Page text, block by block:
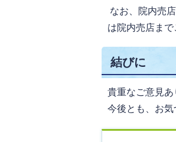
なお、院内売
は院内売店まで
結びに
貴重なご意見あ
今後とも、お気